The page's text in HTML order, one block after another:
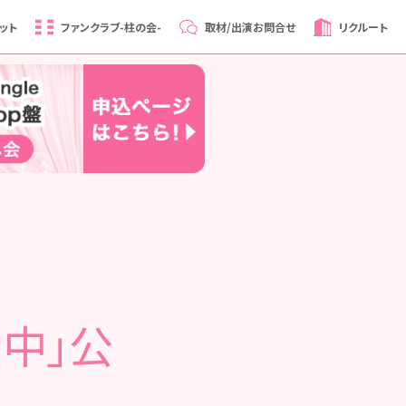
ト ファンクラブ-柱の会- 取材/出演お問合せ リクルート
」公